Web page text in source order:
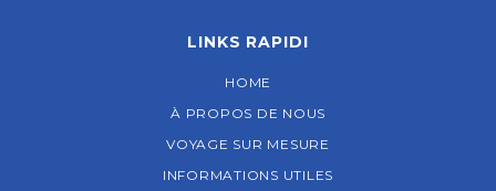
LINKS RAPIDI
HOME
À PROPOS DE NOUS
VOYAGE SUR MESURE
INFORMATIONS UTILES